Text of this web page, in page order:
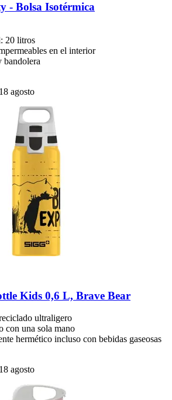
-​ Bolsa Isotérmica
20 litros
en el interior
bandolera
agosto
Kids 0,6 L, Brave Bear
ultraligero
con una sola mano
hermético incluso con bebidas gaseosas
agosto